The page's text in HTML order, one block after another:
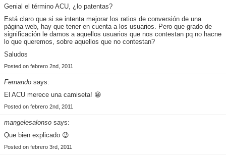
Genial el término ACU, ¿lo patentas?
Está claro que si se intenta mejorar los ratios de conversión de una
página web, hay que tener en cuenta a los usuarios. Pero que grado de
significación le damos a aquellos usuarios que nos contestan pq no hacne
lo que queremos, sobre aquellos que no contestan?
Saludos
Posted on febrero 2nd, 2011
Fernando says:
El ACU merece una camiseta! 😀
Posted on febrero 2nd, 2011
mangelesalonso says:
Que bien explicado 😉
Posted on febrero 3rd, 2011